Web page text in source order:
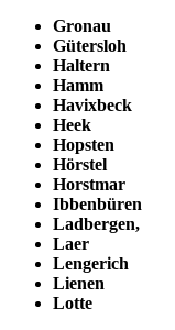
Gronau
Gütersloh
Haltern
Hamm
Havixbeck
Heek
Hopsten
Hörstel
Horstmar
Ibbenbüren
Ladbergen,
Laer
Lengerich
Lienen
Lotte